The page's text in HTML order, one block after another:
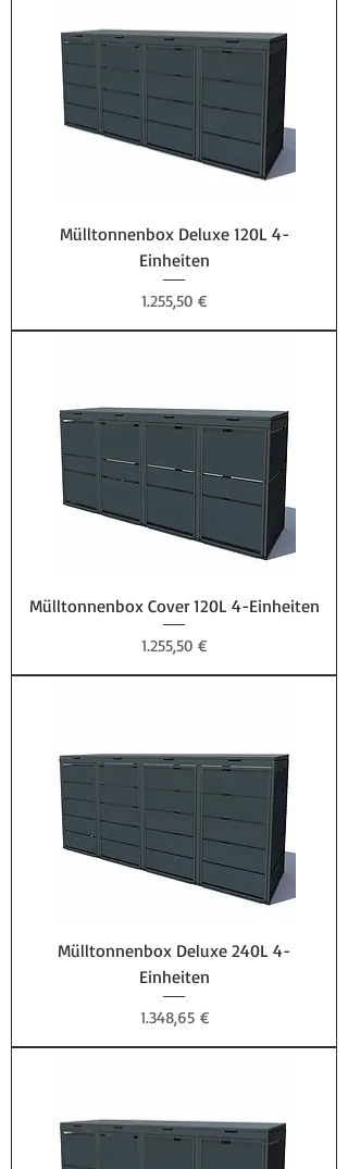
Mülltonnenbox Deluxe 120L 4-
Einheiten
Preis
1.255,50 €
Mülltonnenbox Cover 120L 4-Einheiten
Preis
1.255,50 €
Mülltonnenbox Deluxe 240L 4-
Einheiten
Preis
1.348,65 €